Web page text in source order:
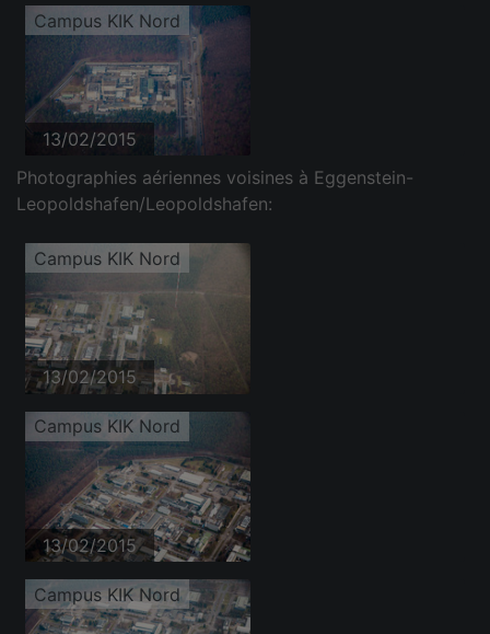
Campus KIK Nord
13/02/2015
Photographies aériennes voisines à Eggenstein-
Leopoldshafen/Leopoldshafen:
Campus KIK Nord
13/02/2015
Campus KIK Nord
13/02/2015
Campus KIK Nord